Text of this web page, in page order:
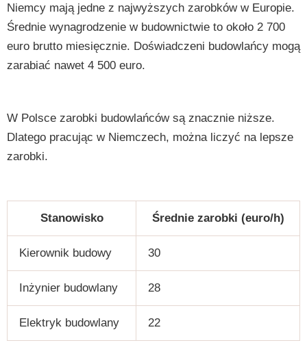
Niemcy mają jedne z najwyższych zarobków w Europie.
Średnie wynagrodzenie w budownictwie to około 2 700
euro brutto miesięcznie. Doświadczeni budowlańcy mogą
zarabiać nawet 4 500 euro.
W Polsce zarobki budowlańców są znacznie niższe.
Dlatego pracując w Niemczech, można liczyć na lepsze
zarobki.
Stanowisko Średnie zarobki (euro/h)
Kierownik budowy 30
Inżynier budowlany 28
Elektryk budowlany 22